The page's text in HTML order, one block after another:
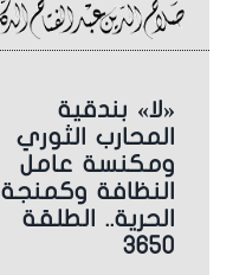
«لا» بندقية
المحارب الثوري
ومكنسة عامل
النظافة وكمنجة
الحرية.. الطلقة
3650